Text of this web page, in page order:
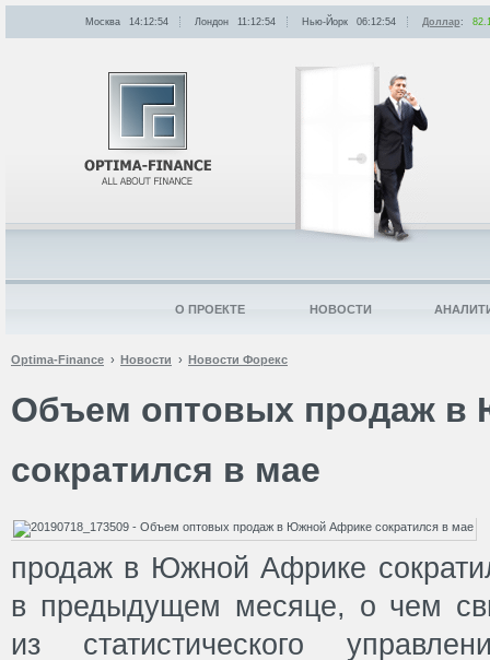
Optima-Finance Новости Новости Форекс
Объем оптовых продаж
сократился в мае
продаж в Южной Африке
в предыдущем месяце, о чем
из статистического
Москва 14:12:54 Лондон 11:12:54 Нью-Йорк 06:12:54 Доллар:
О ПРОЕКТЕ НОВОСТИ